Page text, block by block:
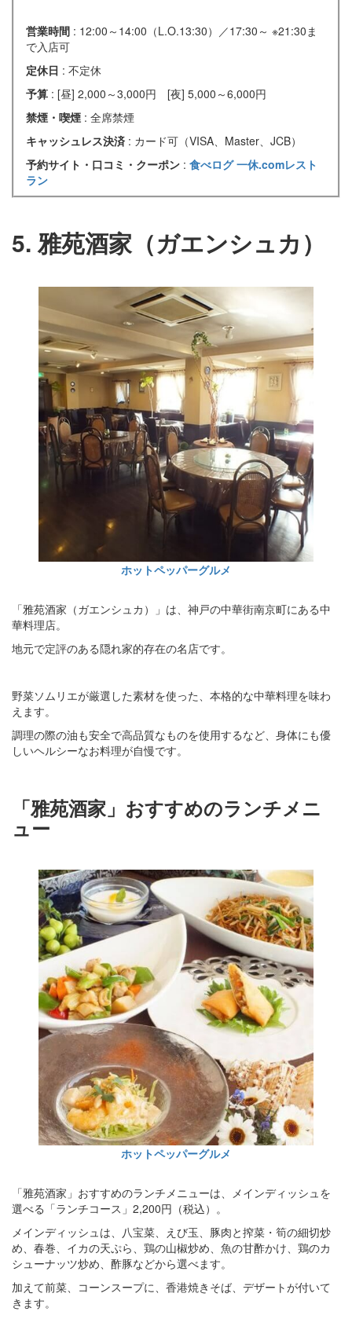
営業時間 : 12:00～14:00（L.O.13:30）／17:30～ ※21:30ま
で入店可
定休日 : 不定休
予算 : [昼] 2,000～3,000円 [夜] 5,000～6,000円
禁煙・喫煙 : 全席禁煙
キャッシュレス決済 : カード可（VISA、Master、JCB）
予約サイト・口コミ・クーポン : 食べログ一休.comレスト
ラン
5. 雅苑酒家（ガエンシュカ）
ホットペッパーグルメ
「雅苑酒家（ガエンシュカ）」は、神戸の中華街南京町にある中
華料理店。
地元で定評のある隠れ家的存在の名店です。
野菜ソムリエが厳選した素材を使った、本格的な中華料理を味わ
えます。
調理の際の油も安全で高品質なものを使用するなど、身体にも優
しいヘルシーなお料理が自慢です。
「雅苑酒家」おすすめのランチメニ
ュー
ホットペッパーグルメ
「雅苑酒家」おすすめのランチメニューは、メインディッシュを
選べる「ランチコース」2,200円（税込）。
メインディッシュは、八宝菜、えび玉、豚肉と搾菜・筍の細切炒
め、春巻、イカの天ぷら、鶏の山椒炒め、魚の甘酢かけ、鶏のカ
シューナッツ炒め、酢豚などから選べます。
加えて前菜、コーンスープに、香港焼きそば、デザートが付いて
きます。